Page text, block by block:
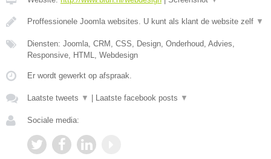
Proffessionele Joomla websites. U kunt als klant de website zelf ▼
Diensten: Joomla, CRM, CSS, Design, Onderhoud, Advies,
Responsive, HTML, Webdesign
Er wordt gewerkt op afspraak.
Laatste tweets ▼ Laatste facebook posts ▼
Sociale media: